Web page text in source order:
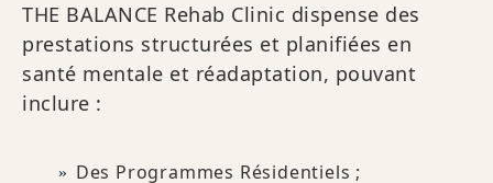
THE BALANCE Rehab Clinic dispense des
prestations structurées et planifiées en
santé mentale et réadaptation, pouvant
inclure :
Des Programmes Résidentiels ;